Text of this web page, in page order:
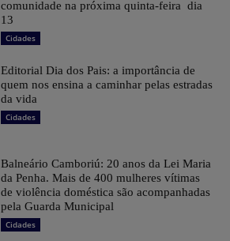
comunidade na próxima quinta-feira dia
13
Cidades
Editorial Dia dos Pais: a importância de
quem nos ensina a caminhar pelas estradas
da vida
Cidades
Balneário Camboriú: 20 anos da Lei Maria
da Penha. Mais de 400 mulheres vítimas
de violência doméstica são acompanhadas
pela Guarda Municipal
Cidades